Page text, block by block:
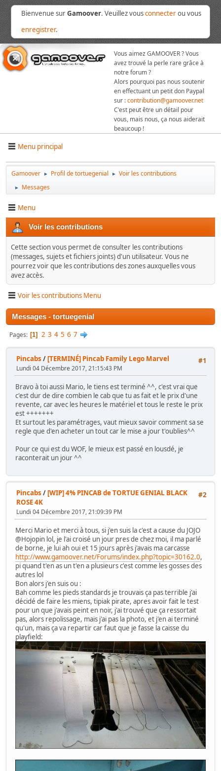
Bienvenue surGamoover. Veuillez vousconnecterou vous
enregistrer.
Vous aimez GAMOOVER ? Vous
avez trouvé la perle rare grâce à
notre forum ?
Alors pourquoi pas nous soutenir
en effectuant un petit don Paypal
sur :contribution@gamoover.net
C'est peut être un détail pour
vous, mais nous, ça nous aiderait
beaucoup !
Menu principal
Gamoover ► Profil de tortuegenial ► Voir les contributions
► Messages
Menu
Voir les contributions
Cette section vous permet de consulter les contributions
(messages, sujets et fichiers joints) d'un utilisateur. Vous ne
pourrez voir que les contributions des zones auxquelles vous
avez accès.
Voir les contributions Menu
Messages - tortuegenial
Pages 1 2 3 4 5 6 7
#1
Pincabs / [TERMINÉ] Pincab Family Lego Marvel
Lundi 04 Décembre 2017, 21:15:43 PM
Bravo à toi aussi Mario, le tiens est terminé ^^, c'est vrai que
c'est dur de dire combien le cab que tu as fait et le prix d'une
revente, car avec les heures le matériel et tous le reste le prix
est +++++++
Et surtout les paramétrages, vaut mieux savoir comment sa se
regle que d'en acheter un tout car le mise a jour t'oublies^^
Pour ce qui est du WOF, le mieux est passé en lousdé, je
raconterait un jour ^^
#2
Pincabs / [WIP] 4% PINCAB de TORTUE GENIAL BLACK
ROSE 4K
Lundi 04 Décembre 2017, 21:09:39 PM
Merci Mario et merci à tous, si j'en suis la c'est a cause du JOJO
@Hojopin lol, je l'ai croisé un jour pres de chez moi, il ma parlé
de borne, je lui ah oui et 15 jours après j'avais ma carcasse
http://www.gamoover.net/Forums/index.php?topic=30162.0,
pi quand t'en as un t'en a plusieurs c'est comme les gosses des
autres lol
Bon alors j'en suis ou :
Bah comme les pieds standards je trouvais ça pas terrible j'ai
décidé de faire les miens, tipiak pirate, apres avoir fait le test
pour un que j'avais peint en noir, j'ai trouvé que ça ressortait
pas, alors repolissage, mais j'ai pas la photo, et j'en ai terminé
qu'un, mais ça va repartir car faut que je fasse la caisse du
playfield: